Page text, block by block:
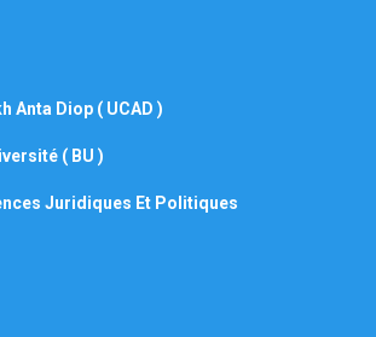
Anta Diop ( UCAD )
( BU )
Juridiques Et Politiques